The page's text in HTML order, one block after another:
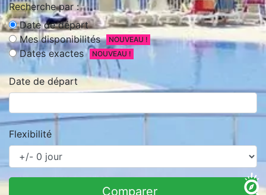
Recherche par :
Date de départ
Mes disponibilités
NOUVEAU !
Dates exactes NOUVEAU !
Date de départ
Flexibilité
Comparer